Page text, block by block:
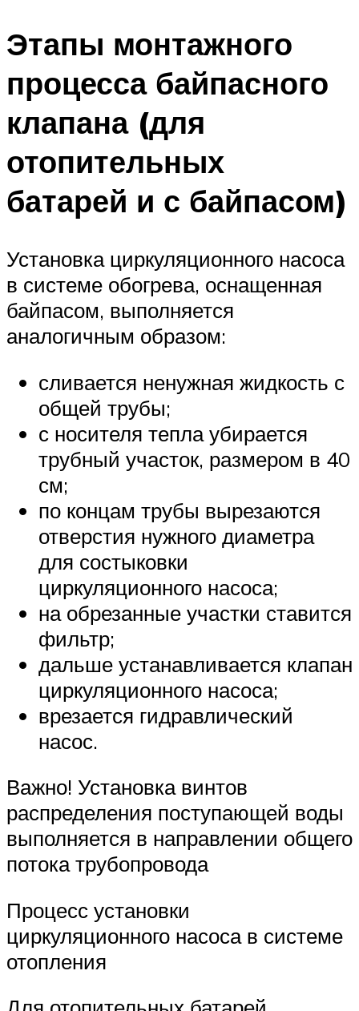
Этапы монтажного
процесса байпасного
клапана (для
отопительных
батарей и с байпасом)
Установка циркуляционного насоса
в системе обогрева, оснащенная
байпасом, выполняется
аналогичным образом:
сливается ненужная жидкость с
общей трубы;
с носителя тепла убирается
трубный участок, размером в 40
см;
по концам трубы вырезаются
отверстия нужного диаметра
для состыковки
циркуляционного насоса;
на обрезанные участки ставится
фильтр;
дальше устанавливается клапан
циркуляционного насоса;
врезается гидравлический
насос.
Важно! Установка винтов
распределения поступающей воды
выполняется в направлении общего
потока трубопровода
Процесс установки
циркуляционного насоса в системе
отопления